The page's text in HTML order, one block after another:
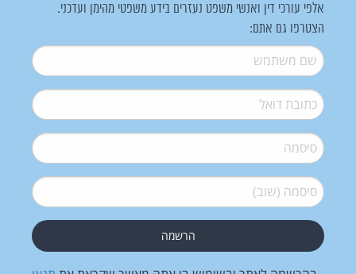
אלפי עורכי דין ואנשי משפט נעזרים בידע משפטי מהימן ועדכני.
הצטרפו גם אתם:
שם משתמש*
דואל*
סיסמה*
סיסמה (שוב)*